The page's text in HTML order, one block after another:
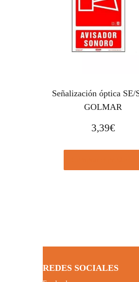
Señalización óptica SE/
GOLMAR
3,39€
REDES SOCIALES